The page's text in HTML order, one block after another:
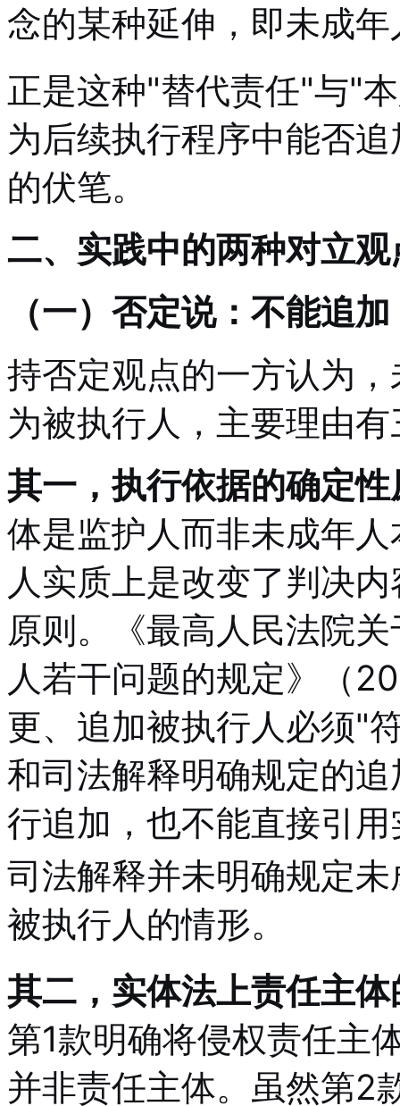
念的某种延伸，即未成
正是这种"替代责任"与"
为后续执行程序中能否
的伏笔。
二、实践中的两种对立观
（一）否定说：不能追加
持否定观点的一方认为
为被执行人，主要理由有
其一，执行依据的确定
体是监护人而非未成年
人实质上是改变了判决
原则。《最高人民法院
人若干问题的规定》（
更、追加被执行人必须"
和司法解释明确规定的
行追加，也不能直接引
司法解释并未明确规定
被执行人的情形。
其二，实体法上责任主
第1款明确将侵权责任主
并非责任主体。虽然第2